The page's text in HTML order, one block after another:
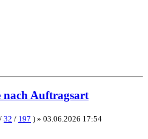
nach Auftragsart
/ 32 / 197 ) » 03.06.2026 17:54